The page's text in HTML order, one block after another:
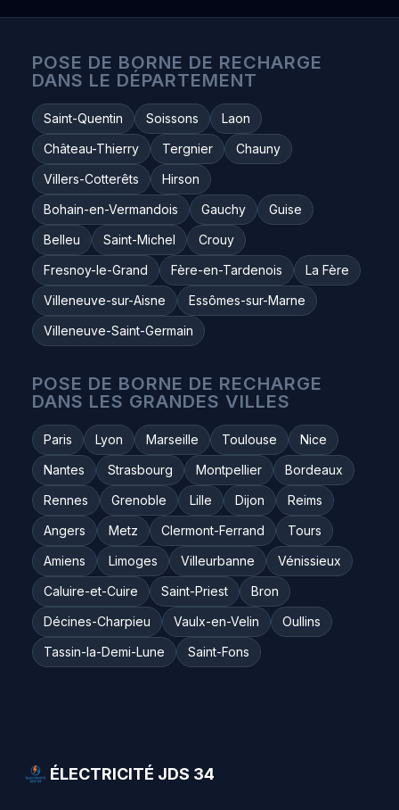
POSE DE BORNE DE RECHARGE
DANS LE DÉPARTEMENT
Saint-Quentin Soissons
Laon
Château-Thierry
Tergnier
Chauny
Villers-Cotterêts
Hirson
Bohain-en-Vermandois
Gauchy
Guise
Belleu
Saint-Michel
Crouy
Fresnoy-le-Grand
Fère-en-Tardenois
La Fère
Villeneuve-sur-Aisne
Essômes-sur-Marne
Villeneuve-Saint-Germain
POSE DE BORNE DE RECHARGE
DANS LES GRANDES VILLES
Paris Lyon Marseille Toulouse
Nice
Nantes
Strasbourg Montpellier
Bordeaux
Rennes
Grenoble Lille Dijon
Reims
Angers
Metz Clermont-Ferrand
Tours
Amiens
Limoges Villeurbanne
Vénissieux
Caluire-et-Cuire
Saint-Priest
Bron
Décines-Charpieu
Vaulx-en-Velin
Oullins
Tassin-la-Demi-Lune
Saint-Fons
ÉLECTRICITÉ JDS 34